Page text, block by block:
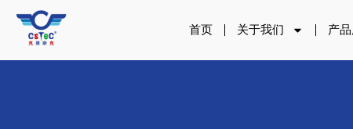
容
首页 关于我们 产